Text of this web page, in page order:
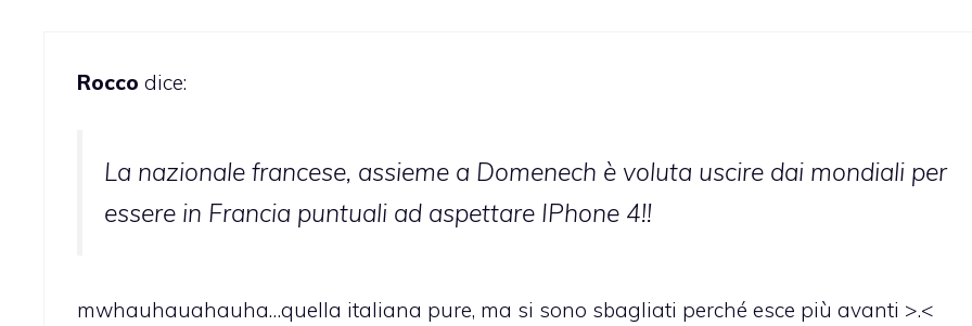
Rocco dice:
La nazionale francese, assieme a Domenech è voluta uscire dai mondiali per
essere in Francia puntuali ad aspettare IPhone 4!!
mwhauhauahauha…quella italiana pure, ma si sono sbagliati perché esce più avanti >.<